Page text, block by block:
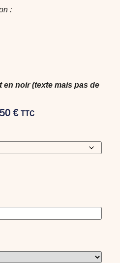
:
en noir (texte mais pas de
€ TTC